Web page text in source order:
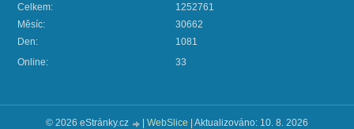
Online: 33
Celkem:
1252761
Měsíc:
30662
Den:
1081
© 2026 eStránky.cz WebSlice Aktualizováno: 10. 8. 2026